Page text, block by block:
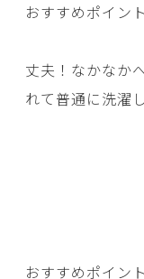
おすすめポイン
丈夫！なかなか
れて普通に洗濯
おすすめポイン